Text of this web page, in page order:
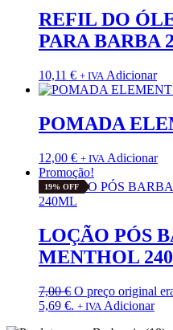
REFIL DO
PARA BARBA
10,11 € + IVA Adicionar
POMADA
12,00 € + IVA Adicionar
Promoção!
19% OFF
LOÇÃO PÓS
MENTHOL
7,00€ O preço original
5,69 €. + IVA Adicionar